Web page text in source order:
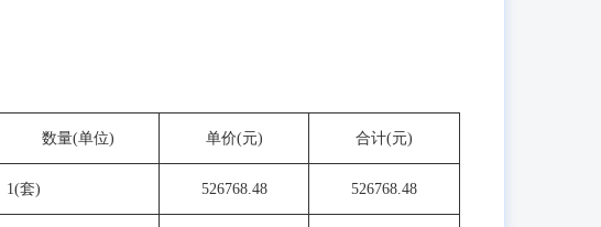
数量(单位) 单价(元) 合计(元)
1(套) 526768.48 526768.48